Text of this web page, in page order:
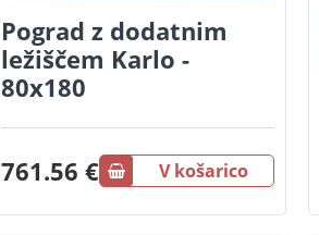
Pograd z dodatnim
ležiščem Karlo -
80x180
761.56 € V košarico